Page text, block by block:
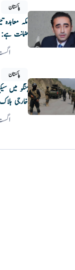
پاکستان
مکہ
ضمانت ہے:
اگست
پاکستان
خارجی
اگست